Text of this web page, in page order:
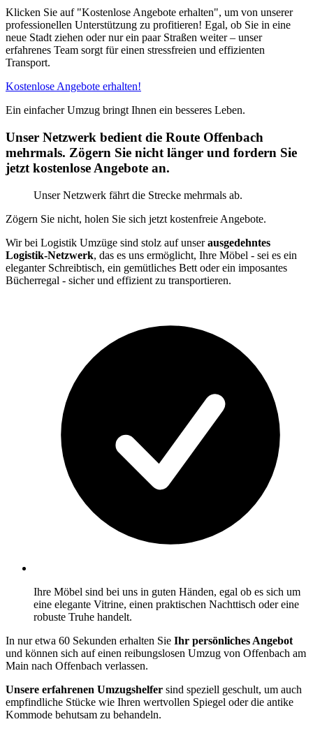
Klicken Sie auf "Kostenlose Angebote erhalten", um von unserer
professionellen Unterstützung zu profitieren! Egal, ob Sie in eine
neue Stadt ziehen oder nur ein paar Straßen weiter – unser
erfahrenes Team sorgt für einen stressfreien und effizienten
Transport.
Kostenlose Angebote erhalten!
Ein einfacher Umzug bringt Ihnen ein besseres Leben.
Unser Netzwerk bedient die Route Offenbach
mehrmals. Zögern Sie nicht länger und fordern Sie
jetzt kostenlose Angebote an.
Unser Netzwerk fährt die Strecke mehrmals ab.
Zögern Sie nicht, holen Sie sich jetzt kostenfreie Angebote.
Wir bei Logistik Umzüge sind stolz auf unserausgedehntes
Logistik-Netzwerk, das es uns ermöglicht, Ihre Möbel - sei es ein
eleganter Schreibtisch, ein gemütliches Bett oder ein imposantes
Bücherregal - sicher und effizient zu transportieren.
Ihre Möbel sind bei uns in guten Händen, egal ob es sich um
eine elegante Vitrine, einen praktischen Nachttisch oder eine
robuste Truhe handelt.
In nur etwa 60 Sekunden erhalten Sie Ihr persönliches Angebot
und können sich auf einen reibungslosen Umzug von Offenbach am
Main nach Offenbach verlassen.
Unsere erfahrenen Umzugshelfer sind speziell geschult, um auch
empfindliche Stücke wie Ihren wertvollen Spiegel oder die antike
Kommode behutsam zu behandeln.